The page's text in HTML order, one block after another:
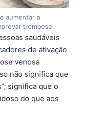
aumentar a
trombose.
saudáveis
de ativação
venosa
não significa que
significa que o
do que aos